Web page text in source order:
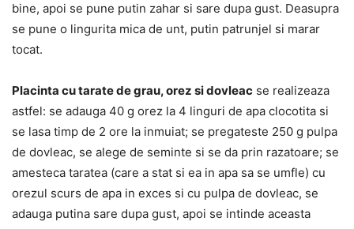
bine, apoi se pune putin zahar si sare dupa gust. Deasupra
se pune o lingurita mica de unt, putin patrunjel si marar
tocat.
Placinta cu tarate de grau, orez si dovleac se realizeaza
astfel: se adauga 40 g orez la 4 linguri de apa clocotita si
se lasa timp de 2 ore la inmuiat; se pregateste 250 g pulpa
de dovleac, se alege de seminte si se da prin razatoare; se
amesteca taratea (care a stat si ea in apa sa se umfle) cu
orezul scurs de apa in exces si cu pulpa de dovleac, se
adauga putina sare dupa gust, apoi se intinde aceasta